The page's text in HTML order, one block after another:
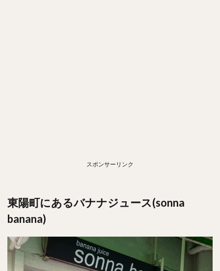
スポンサーリンク
東陽町にあるバナナジュース(sonna
banana)